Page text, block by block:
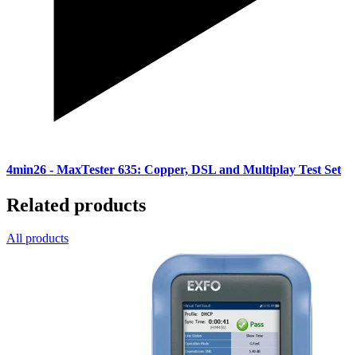
4min26 - MaxTester 635: Copper, DSL and Multiplay Test Set
Related products
All products